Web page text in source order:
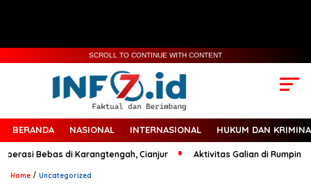
SCROLL TO CONTINUE WITH CONTENT
BERANDA NASIONAL INTERNASIONAL HUKUM DAN
Bebas di Karangtengah, Cianjur Aktivitas Galian di Rumpin
Home / Uncategorized